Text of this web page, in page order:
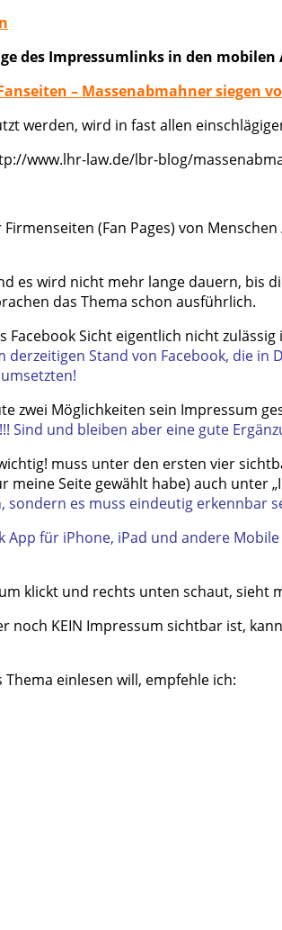
des Impressumlinks in den mobilen
– Massenabmahner siegen
werden, wird in fast allen
www.lhr-law.de/lbr-blog/
(Fan Pages) von
es wird nicht mehr lange dauern, bis
das Thema schon ausführlich.
Sicht eigentlich nicht
Stand von Facebook, die
zwei Möglichkeiten sein Impressum
Sind und bleiben aber eine gute
muss unter den ersten vier
Seite gewählt habe) auch unter
sondern es muss eindeutig erkennbar
für iPhone, iPad und andere
klickt und rechts unten schaut,
noch KEIN Impressum sichtbar ist,
einlesen will, empfehle ich: